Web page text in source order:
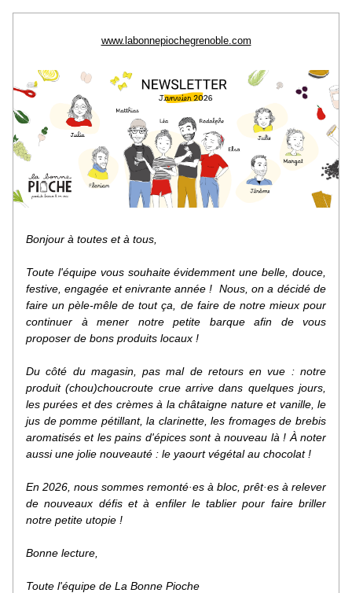
www.labonnepiochegrenoble.com
Bonjour à toutes et à tous,
Toute l'équipe vous souhaite évidemment une belle, douce,
festive, engagée et enivrante année !  Nous, on a décidé de
faire un pèle-mêle de tout ça, de faire de notre mieux pour
continuer à mener notre petite barque afin de vous
proposer de bons produits locaux !
Du côté du magasin, pas mal de retours en vue : notre
produit (chou)choucroute crue arrive dans quelques jours,
les purées et des crèmes à la châtaigne nature et vanille, le
jus de pomme pétillant, la clarinette, les fromages de brebis
aromatisés et les pains d'épices sont à nouveau là ! À noter
aussi une jolie nouveauté : le yaourt végétal au chocolat !
En 2026, nous sommes remonté·es à bloc, prêt·es à relever
de nouveaux défis et à enfiler le tablier pour faire briller
notre petite utopie !
Bonne lecture,
Toute l'équipe de La Bonne Pioche